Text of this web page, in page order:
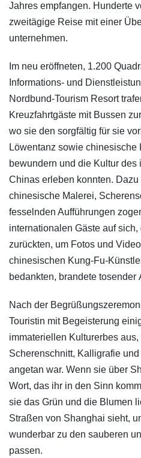
Jahres empfangen. Hunderte
zweitägige Reise mit einer
unternehmen.
Im neu eröffneten, 1.200
Informations- und
Nordbund-Tourism Resort
Kreuzfahrtgäste mit Bussen
wo sie den sorgfältig für sie
Löwentanz sowie chinesische
bewundern und die Kultur
Chinas erleben konnten.
chinesische Malerei,
fesselnden Aufführungen
internationalen Gäste auf
zurückten, um Fotos und
chinesischen Kung-Fu-
bedankten, brandete tosender
Nach der
Touristin mit Begeisterung
immateriellen Kulturerbes
Scherenschnitt, Kalligrafie
angetan war. Wenn sie über
Wort, das ihr in den Sinn
sie das Grün und die Blumen
Straßen von Shanghai sieht,
wunderbar zu den sauberen
passen.